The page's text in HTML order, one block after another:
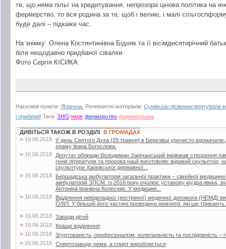
те, що нема пільг на кредитування, непрозора цінова політика на
фермерство, то вся родина за те, щоб і великі, і малі
буде далі – підкаже час.
На знімку: Олена Костянтинівна Бідняк та її вісімдесятирічний
біля нещодавно придбаної сівалки.
Фото Сергія КІСИКА.
Населені пункти: Яланець Релевантні матеріали: Сумівські лісівники врятували
і прибери! Теги: ЗНО нкре фермерство фермерських
ДИВІТЬСЯ ТАКОЖ В РОЗДІЛІ В ГРОМАДАХ
» 16.06.2018 У день Святого Духа (28 травня) в Березівці урочисто відзначили
храму Івана Богослова.
» 16.06.2018
Депутат облради Володимир Зарічанський ініціював створення
генія літератури та пророка нації виготовляє відомий
скульптури Харківської державної...
» 16.06.2018
Бершадська амбулаторія загальної практики – сімейної
амбулаторій ЗПСМ. Із 2016 року очолює установу мудра жінка,
Антоніна Іванівна Колесник. У медицині...
» 16.06.2018
Відділення невідкладної (екстреної) медичної допомоги (НЕМД)
ОЛІЛ. У більшій його частині проведено ремонти, які ще тривають.
» 16.06.2018 Заради дітей
» 16.06.2018 Краще відділення
» 16.06.2018 Згуртованість, професіоналізм, колегіальність та послідовність –
» 15.06.2018 Спиртозаводу нема, а спирт виробляється